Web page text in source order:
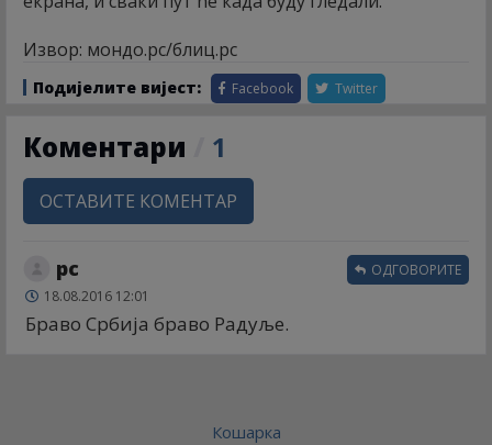
Извор: мондо.рс/блиц.рс
Подијелите вијест: Facebook Twitter
Коментари 1
ОСТАВИТЕ КОМЕНТАР
рс
18.08.2016 12:01
Браво Србија браво Радуље.
ОДГОВОРИТЕ
Кошарка